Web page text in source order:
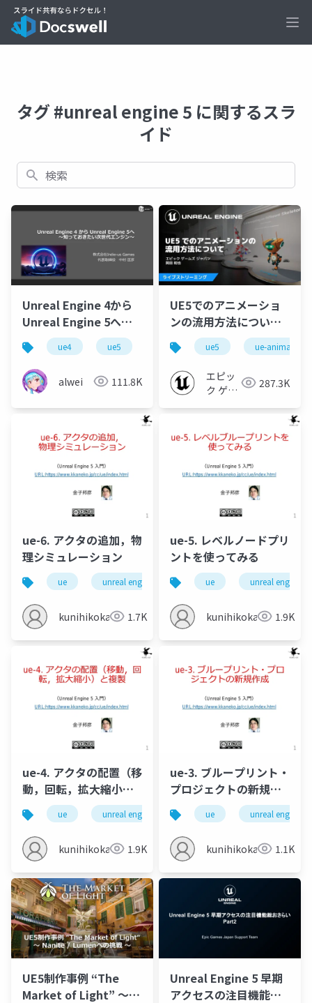
タグ #unreal engine 5 に関するスラ
イド
検索
Unreal Engine 4から
Unreal Engine 5へ
～知っておきたい次世
代エンジン～
ue4 ue5
alwei 111.8K
UE5でのアニメーショ
ンの流用方法について
【Compatible
Skeletons, IK
Retargeter】
ue5 ue-animation
エピッ
ク ゲー
287.3K
ue-6. アクタの追加，物
理シミュレーション
ue unreal engine ue5
kunihikokaneko1.7K
ue-5. レベルノードプリ
ントを使ってみる
ue unreal engine
kunihikokaneko1.9K
ue-4. アクタの配置（移
動，回転，拡大縮小）
と複製ue unreal engine ue5
kunihikokaneko1.9K
ue-3. ブループリント・
プロジェクトの新規作
成
ue unreal engine
kunihikokaneko1.1K
UE5制作事例 “The
Market of Light” ～
Unreal Engine 5 早期
アクセスの注目機能総